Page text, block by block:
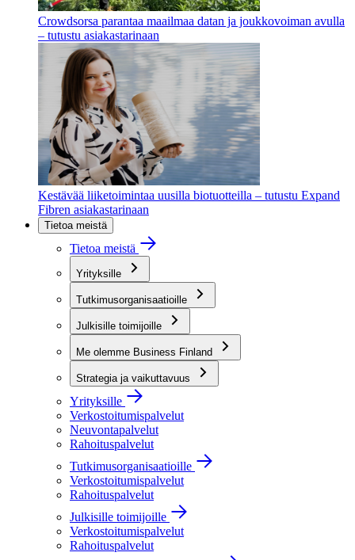
Crowdsorsa parantaa maailmaa datan ja joukkovoiman avulla
– tutustu asiakastarinaan
Kestävää liiketoimintaa uusilla biotuotteilla – tutustu Expand
Fibren asiakastarinaan
Tietoa meistä
Tietoa meistä
Yrityksille
Tutkimusorganisaatioille
Julkisille toimijoille
Me olemme Business Finland
Strategia ja vaikuttavuus
Yrityksille
Verkostoitumispalvelut
Neuvontapalvelut
Rahoituspalvelut
Tutkimusorganisaatioille
Verkostoitumispalvelut
Rahoituspalvelut
Julkisille toimijoille
Verkostoitumispalvelut
Rahoituspalvelut